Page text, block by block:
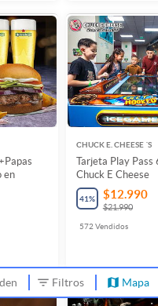
en
CHUCK E. CHEESE ´S
Tarjeta Play Pass
Chuck E Cheese
41% $12.990
$21.990
572 Vendidos
Filtros Mapa